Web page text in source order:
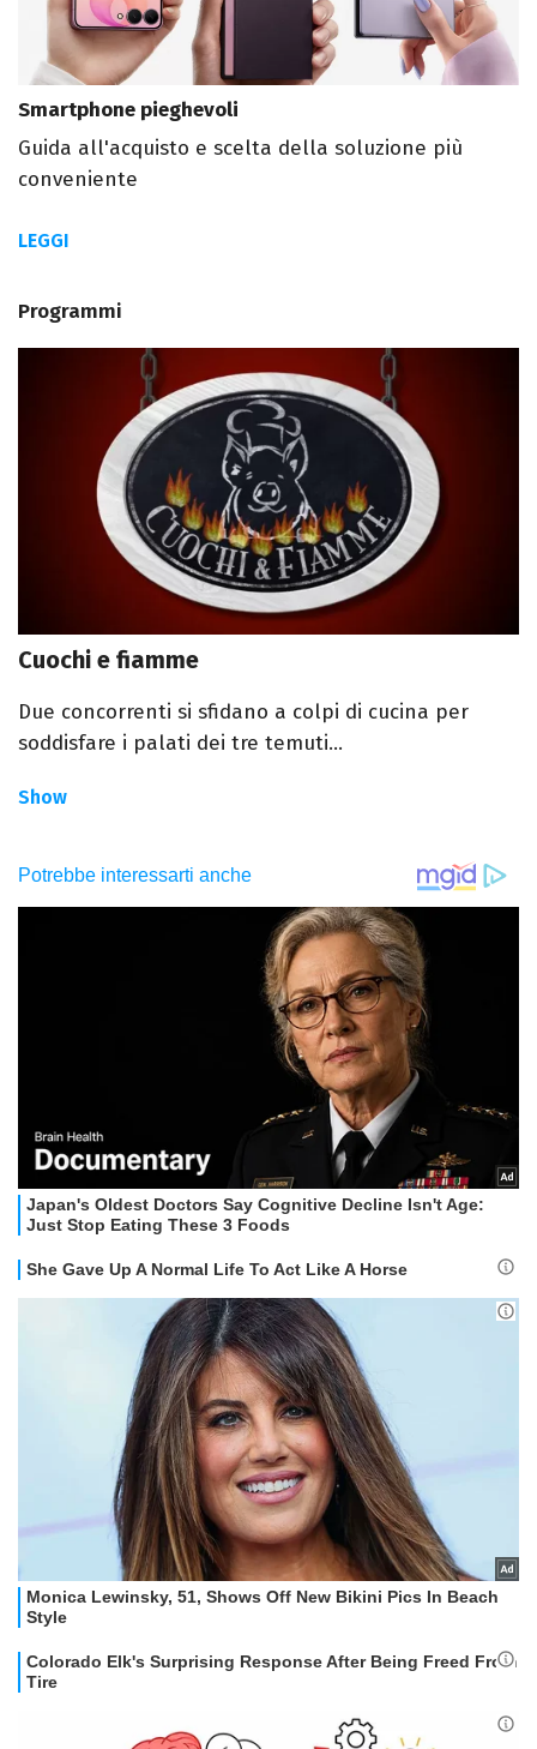
Smartphone pieghevoli
Guida all'acquisto e scelta della soluzione più
conveniente
LEGGI
Programmi
Cuochi e fiamme
Due concorrenti si sfidano a colpi di cucina per
soddisfare i palati dei tre temuti...
Show